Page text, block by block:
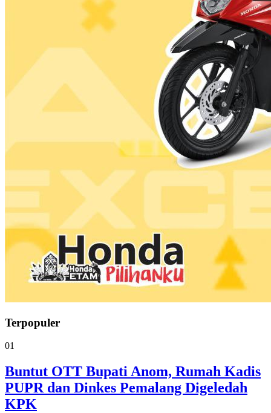
Terpopuler
01
Buntut OTT Bupati Anom, Rumah Kadis
PUPR dan Dinkes Pemalang Digeledah
KPK